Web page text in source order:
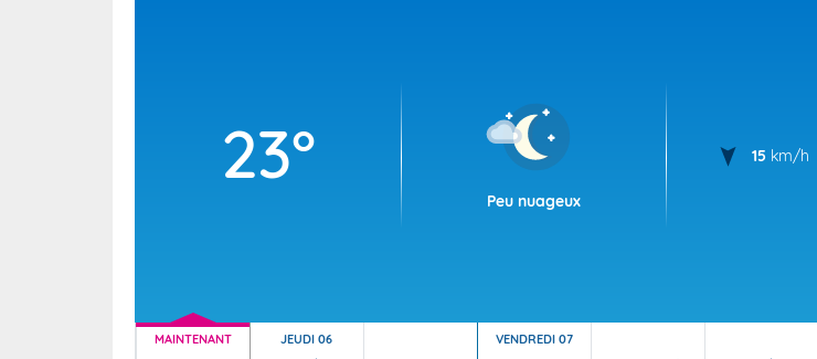
23°
Peu nuageux
15 km/h
MAINTENANT JEUDI 06 VENDREDI 07